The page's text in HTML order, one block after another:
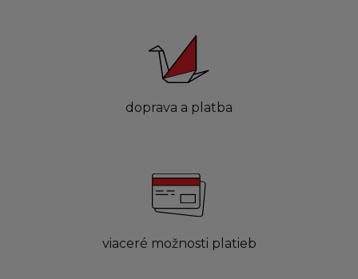
doprava a platba
viaceré možnosti platieb